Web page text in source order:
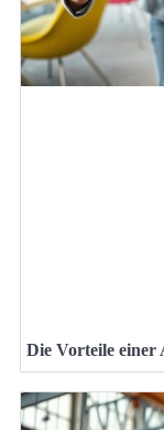
Die Vorteile einer